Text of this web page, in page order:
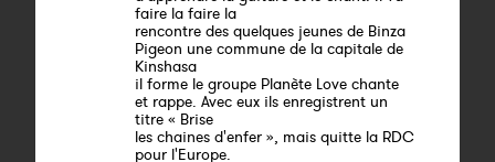
faire la faire la
rencontre des quelques jeunes de Binza
Pigeon une commune de la capitale de
Kinshasa
il forme le groupe Planète Love chante
et rappe. Avec eux ils enregistrent un
titre « Brise
les chaines d'enfer », mais quitte la RDC
pour l'Europe.